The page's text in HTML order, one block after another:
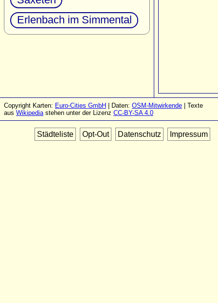
Erlenbach im Simmental
Copyright Karten: Euro-Cities GmbH | Daten: OSM-Mitwirkende | Texte
aus Wikipediastehen unter der Lizenz CC-BY-SA 4.0
Städteliste Opt-Out Datenschutz Impressum